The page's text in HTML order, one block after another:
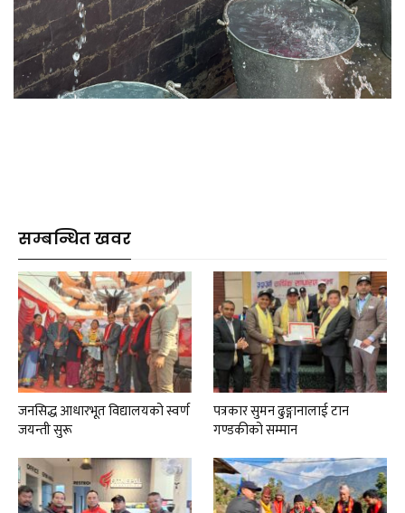
सम्बन्धित खवर
जनसिद्ध आधारभूत विद्यालयको स्वर्ण
जयन्ती सुरू
पत्रकार सुमन ढुङ्गानालाई टान
गण्डकीको सम्मान